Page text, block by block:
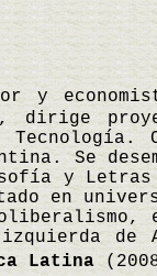
y
dirige
Tecnología.
Se
y Letras
en
izquierda
Latina